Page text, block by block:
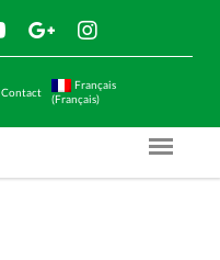
Contact
Français
(Français)
Menu